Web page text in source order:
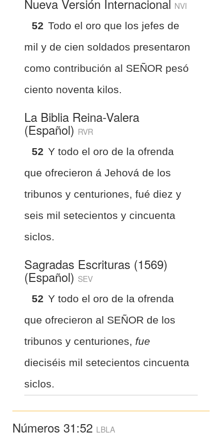
Nueva Versión Internacional NVI
52 Todo el oro que los jefes de
mil y de cien soldados presentaron
como contribución al SEÑOR pesó
ciento noventa kilos.
La Biblia Reina-Valera
(Español) RVR
52 Y todo el oro de la ofrenda
que ofrecieron á Jehová de los
tribunos y centuriones, fué diez y
seis mil setecientos y cincuenta
siclos.
Sagradas Escrituras (1569)
(Español) SEV
52 Y todo el oro de la ofrenda
que ofrecieron al SEÑOR de los
tribunos y centuriones, fue
dieciséis mil setecientos cincuenta
siclos.
Números 31:52 LBLA